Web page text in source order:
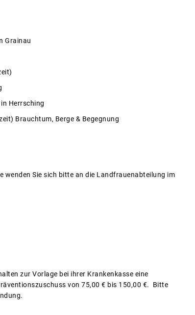
Grainau
Herrsching
Brauchtum, Berge & Begegnung
Sie sich bitte an die Landfrauenabteilung im
zur Vorlage bei ihrer Krankenkasse eine
von 75,00 € bis 150,00 €. Bitte